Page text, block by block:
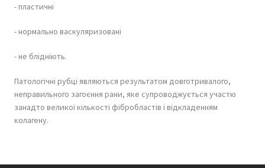
- пластичні
- нормально васкуляризовані
- не блідніють.
Патологічні рубці являються результатом довготривалого,
неправильного загоєння рани, яке супроводжується участю
занадто великої кількості фібробластів і відкладенням
колагену.